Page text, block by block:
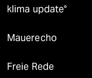
klima update°
Mauerecho
Freie Rede